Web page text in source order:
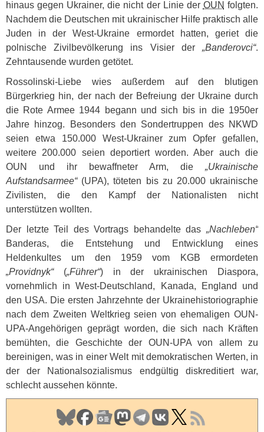
hinaus gegen Ukrainer, die nicht der Linie der OUN folgten.
Nachdem die Deutschen mit ukrainischer Hilfe praktisch alle
Juden in der West-Ukraine ermordet hatten, geriet die
polnische Zivilbevölkerung ins Visier der „Banderovci“.
Zehntausende wurden getötet.
Rossolinski-Liebe wies außerdem auf den blutigen
Bürgerkrieg hin, der nach der Befreiung der Ukraine durch
die Rote Armee 1944 begann und sich bis in die 1950er
Jahre hinzog. Besonders den Sondertruppen des NKWD
seien etwa 150.000 West-Ukrainer zum Opfer gefallen,
weitere 200.000 seien deportiert worden. Aber auch die
OUN
und ihr bewaffneter Arm, die „Ukrainische
Aufstandsarmee“(UPA), töteten bis zu 20.000 ukrainische
Zivilisten, die den Kampf der Nationalisten nicht
unterstützen wollten.
Der letzte Teil des Vortrags behandelte das „Nachleben“
Banderas, die Entstehung und Entwicklung eines
Heldenkultes um den 1959 vom
KGB ermordeten
„Providnyk“(„Führer“) in der ukrainischen Diaspora,
vornehmlich in West-Deutschland, Kanada, England und
den USA. Die ersten Jahrzehnte der Ukrainehistoriographie
nach dem Zweiten Weltkrieg seien von ehemaligen OUN-
UPA-Angehörigen geprägt worden, die sich nach Kräften
bemühten, die Geschichte der OUN-UPAvon allem zu
bereinigen, was in einer Welt mit demokratischen Werten, in
der der Nationalsozialismus endgültig diskreditiert war,
schlecht aussehen könnte.